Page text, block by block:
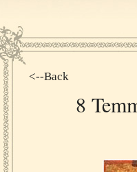
<--Back
8